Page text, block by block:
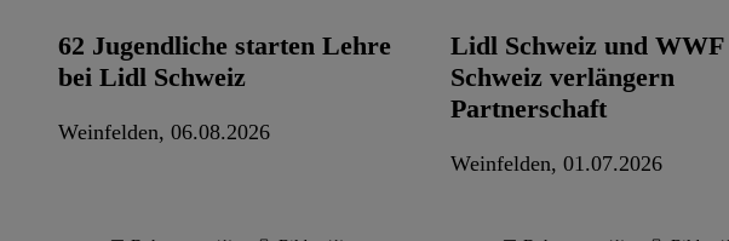
62 Jugendliche starten Lehre
bei Lidl Schweiz
Weinfelden, 06.08.2026
Lidl Schweiz und WWF
Schweiz verlängern
Partnerschaft
Weinfelden, 01.07.2026